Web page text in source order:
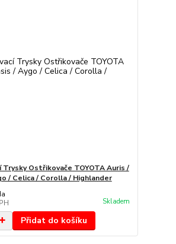
Trysky Ostřikovače TOYOTA Auris /
/ Celica / Corolla / Highlander
Skladem
Přidat do košíku